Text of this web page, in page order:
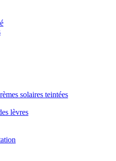
solaires teintées
lèvres